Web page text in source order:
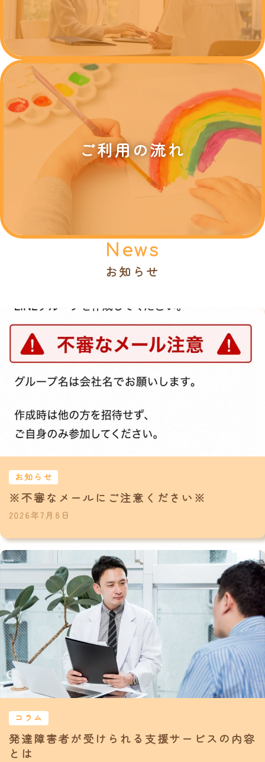
ご利用の流れ
News
お知らせ
お知らせ
※不審なメールにご注意ください※
2026年7月8日
コラム
発達障害者が受けられる支援サービスの内容
とは